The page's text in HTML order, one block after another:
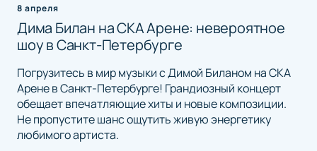
8 апреля
Дима Билан на СКА Арене: невероятное
шоу в Санкт-Петербурге
Погрузитесь в мир музыки с Димой Биланом на СКА
Арене в Санкт-Петербурге! Грандиозный концерт
обещает впечатляющие хиты и новые композиции.
Не пропустите шанс ощутить живую энергетику
любимого артиста.